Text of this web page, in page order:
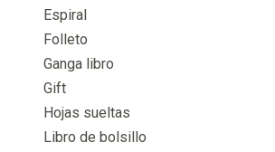
Espiral
Folleto
Ganga libro
Gift
Hojas sueltas
Libro de bolsillo